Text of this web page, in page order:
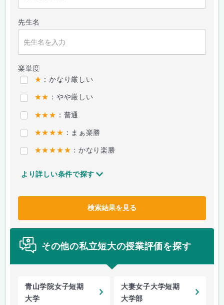
先生名
楽単度
★ ：かなり厳しい
★★ ：やや厳しい
★★★ ：普通
★★★★ ：まぁ楽勝
★★★★★ ：かなり楽勝
より詳しい条件で探す
検索結果を見る
その他の私立短大の授業評価を探す
青山学院女子短期
大学
大妻女子大学短期
大学部